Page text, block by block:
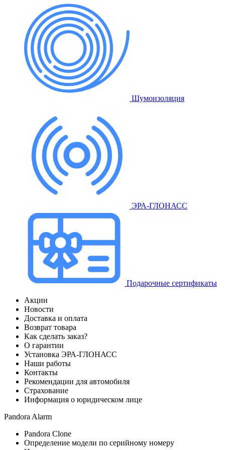
Шумоизоляция
ЭРА-ГЛОНАСС
Подарочные сертификаты
Акции
Новости
Доставка и оплата
Возврат товара
Как сделать заказ?
О гарантии
Установка ЭРА-ГЛОНАСС
Наши работы
Контакты
Рекомендации для автомобиля
Страхование
Информация о юридическом лице
Pandora Alarm
Pandora Clone
Определение модели по серийному номеру